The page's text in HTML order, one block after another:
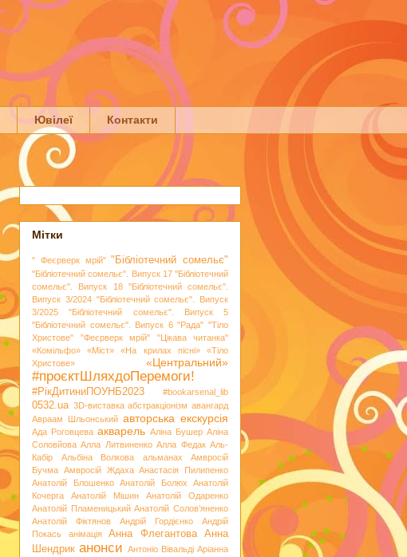
Ювілеї Контакти
Мітки
" Феєрверк мрій" "Бібліотечний сомельє"
"Бібліотечний сомельє". Випуск 17 "Бібліотечний
сомельє". Випуск 18
"Бібліотечний сомельє".
Випуск 3/2024 "Бібліотечний сомельє". Випуск
3/2025
"Бібліотечний сомельє". Випуск 5
"Бібліотечний сомельє". Випуск 6 "Рада" "Тіло
Христове"
"Феєрверк мрій"
"Цікава читанка"
«Комільфо»
«Міст» «На крилах пісні»
«Тіло
Христове»
«Центральний»
#проєктШляхдоПеремоги!
#РікДитиниПОУНБ2023 #bookarsenal_lib
0532.ua 3D-виставка абстракціонізм авангард
Авраам Шльонський авторська екскурсія
Ада Роговцева акварель Аліна Бушер Аліна
Соловйова Алла Литвиненко Алла Федак Аль-
Кабір
Альбіна Волкова альманах
Амвросій
Бучма Амвросій Ждаха Анастасія Пилипенко
Анатолій Блошенко
Анатолій Болюх
Анатолій
Кочерга
Анатолій Мішин
Анатолій Одаренко
Анатолій Пламеницький Анатолій Солов’яненко
Анатолій Фіктянов
Андрій Гордієнко
Андрій
Покась
анімація Анна Флегантова
Анна
Шендрик анонси Антоніо Вівальді Аріанна